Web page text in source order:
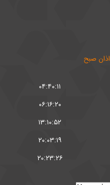
اذان صبح
۰۴:۴۰:۱۱
۰۶:۱۶:۲۰
۱۳:۱۰:۵۲
۲۰:۰۳:۱۹
۲۰:۲۳:۲۶